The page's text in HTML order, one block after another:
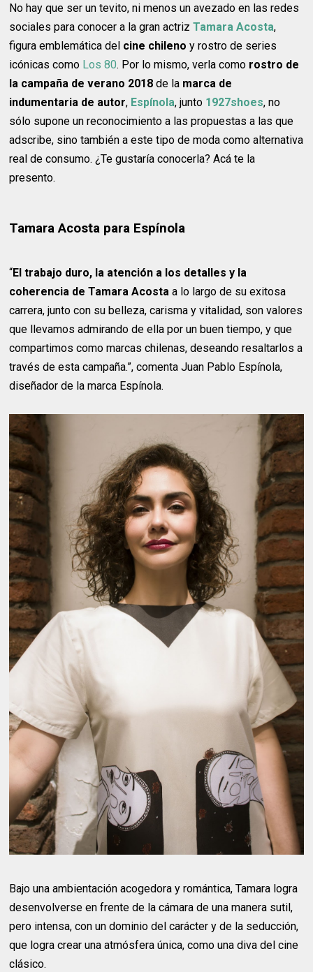
No hay que ser un tevito, ni menos un avezado en las redes
sociales para conocer a la gran actrizTamara Acosta,
figura emblemática del cine chileno y rostro de series
icónicas como Los 80. Por lo mismo, verla como rostro de
la campaña de verano 2018 de la marca de
indumentaria de autor, Espínola, junto 1927shoes, no
sólo supone un reconocimiento a las propuestas a las que
adscribe, sino también a este tipo de moda como alternativa
real de consumo. ¿Te gustaría conocerla? Acá te la
presento.
Tamara Acosta para Espínola
“El trabajo duro, la atención a los detalles y la
coherencia de Tamara Acosta a lo largo de su exitosa
carrera, junto con su belleza, carisma y vitalidad, son valores
que llevamos admirando de ella por un buen tiempo, y que
compartimos como marcas chilenas, deseando resaltarlos a
través de esta campaña.”, comenta Juan Pablo Espínola,
diseñador de la marca Espínola.
Bajo una ambientación acogedora y romántica, Tamara logra
desenvolverse en frente de la cámara de una manera sutil,
pero intensa, con un dominio del carácter y de la seducción,
que logra crear una atmósfera única, como una diva del cine
clásico.